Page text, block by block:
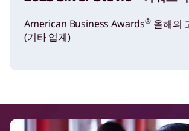
American Business Awards® 올해의
(기타 업계)